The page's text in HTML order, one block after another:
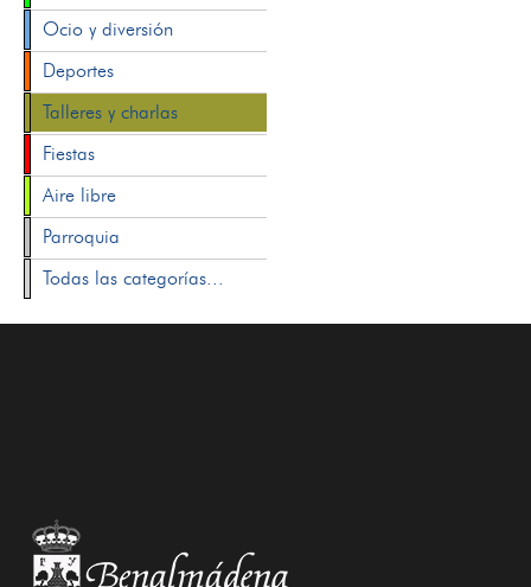
Ocio y diversión
Deportes
Talleres y charlas
Fiestas
Aire libre
Parroquia
Todas las categorías...